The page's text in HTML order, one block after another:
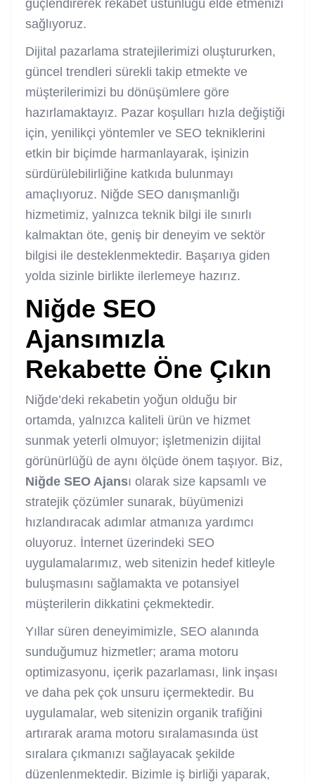
güçlendirerek rekabet üstünlüğü elde etmenizi
sağlıyoruz.
Dijital pazarlama stratejilerimizi oluştururken,
güncel trendleri sürekli takip etmekte ve
müşterilerimizi bu dönüşümlere göre
hazırlamaktayız. Pazar koşulları hızla değiştiği
için, yenilikçi yöntemler ve SEO tekniklerini
etkin bir biçimde harmanlayarak, işinizin
sürdürülebilirliğine katkıda bulunmayı
amaçlıyoruz. Niğde SEO danışmanlığı
hizmetimiz, yalnızca teknik bilgi ile sınırlı
kalmaktan öte, geniş bir deneyim ve sektör
bilgisi ile desteklenmektedir. Başarıya giden
yolda sizinle birlikte ilerlemeye hazırız.
Niğde SEO
Ajansımızla
Rekabette Öne Çıkın
Niğde’deki rekabetin yoğun olduğu bir
ortamda, yalnızca kaliteli ürün ve hizmet
sunmak yeterli olmuyor; işletmenizin dijital
görünürlüğü de aynı ölçüde önem taşıyor. Biz,
Niğde SEO Ajansı olarak size kapsamlı ve
stratejik çözümler sunarak, büyümenizi
hızlandıracak adımlar atmanıza yardımcı
oluyoruz. İnternet üzerindeki SEO
uygulamalarımız, web sitenizin hedef kitleyle
buluşmasını sağlamakta ve potansiyel
müşterilerin dikkatini çekmektedir.
Yıllar süren deneyimimizle, SEO alanında
sunduğumuz hizmetler; arama motoru
optimizasyonu, içerik pazarlaması, link inşası
ve daha pek çok unsuru içermektedir. Bu
uygulamalar, web sitenizin organik trafiğini
artırarak arama motoru sıralamasında üst
sıralara çıkmanızı sağlayacak şekilde
düzenlenmektedir. Bizimle iş birliği yaparak,